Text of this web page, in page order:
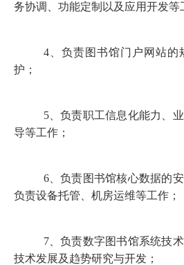
务协调、功能定制以及应用开发等
4、负责图书馆门户网站的
护；
5、负责职工信息化能力、
导等工作；
6、负责图书馆核心数据的
负责设备托管、机房运维等工作；
7、负责数字图书馆系统技
技术发展及趋势研究与开发；